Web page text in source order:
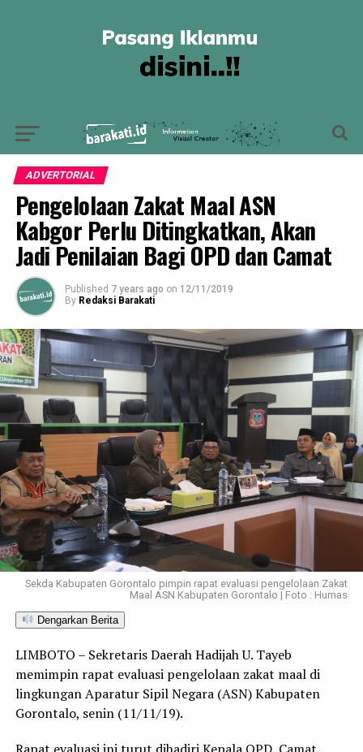
ADVERTORIAL
Pengelolaan Zakat Maal ASN
Kabgor Perlu Ditingkatkan, Akan
Jadi Penilaian Bagi OPD dan Camat
Published 7 years ago on 12/11/2019
By Redaksi Barakati
Sekda Kabupaten Gorontalo pimpin rapat evaluasi pengelolaan Zakat
Maal ASN Kabupaten Gorontalo | Foto : Humas
Dengarkan Berita
LIMBOTO – Sekretaris Daerah Hadijah U. Tayeb
memimpin rapat evaluasi pengelolaan zakat maal di
lingkungan Aparatur Sipil Negara (ASN) Kabupaten
Gorontalo, senin (11/11/19).